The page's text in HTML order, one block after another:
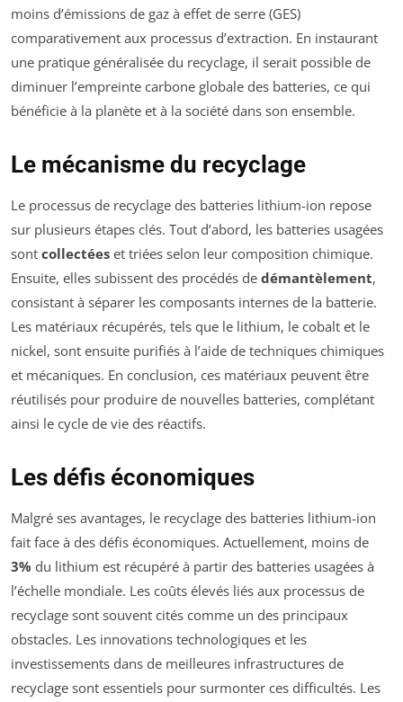
moins d’émissions de gaz à effet de serre (GES)
comparativement aux processus d’extraction. En instaurant
une pratique généralisée du recyclage, il serait possible de
diminuer l’empreinte carbone globale des batteries, ce qui
bénéficie à la planète et à la société dans son ensemble.
Le mécanisme du recyclage
Le processus de recyclage des batteries lithium-ion repose
sur plusieurs étapes clés. Tout d’abord, les batteries usagées
sont collectées et triées selon leur composition chimique.
Ensuite, elles subissent des procédés de démantèlement,
consistant à séparer les composants internes de la batterie.
Les matériaux récupérés, tels que le lithium, le cobalt et le
nickel, sont ensuite purifiés à l’aide de techniques chimiques
et mécaniques. En conclusion, ces matériaux peuvent être
réutilisés pour produire de nouvelles batteries, complétant
ainsi le cycle de vie des réactifs.
Les défis économiques
Malgré ses avantages, le recyclage des batteries lithium-ion
fait face à des défis économiques. Actuellement, moins de
3% du lithium est récupéré à partir des batteries usagées à
l’échelle mondiale. Les coûts élevés liés aux processus de
recyclage sont souvent cités comme un des principaux
obstacles. Les innovations technologiques et les
investissements dans de meilleures infrastructures de
recyclage sont essentiels pour surmonter ces difficultés. Les